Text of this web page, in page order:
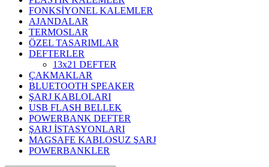
FONKSİYONEL KALEMLER
AJANDALAR
TERMOSLAR
ÖZEL TASARIMLAR
DEFTERLER
13x21 DEFTER
ÇAKMAKLAR
BLUETOOTH SPEAKER
ŞARJ KABLOLARI
USB FLASH BELLEK
POWERBANK DEFTER
ŞARJ İSTASYONLARI
MAGSAFE KABLOSUZ ŞARJ
POWERBANKLER